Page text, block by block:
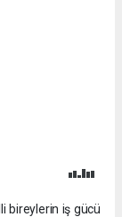
bireylerin iş gücü